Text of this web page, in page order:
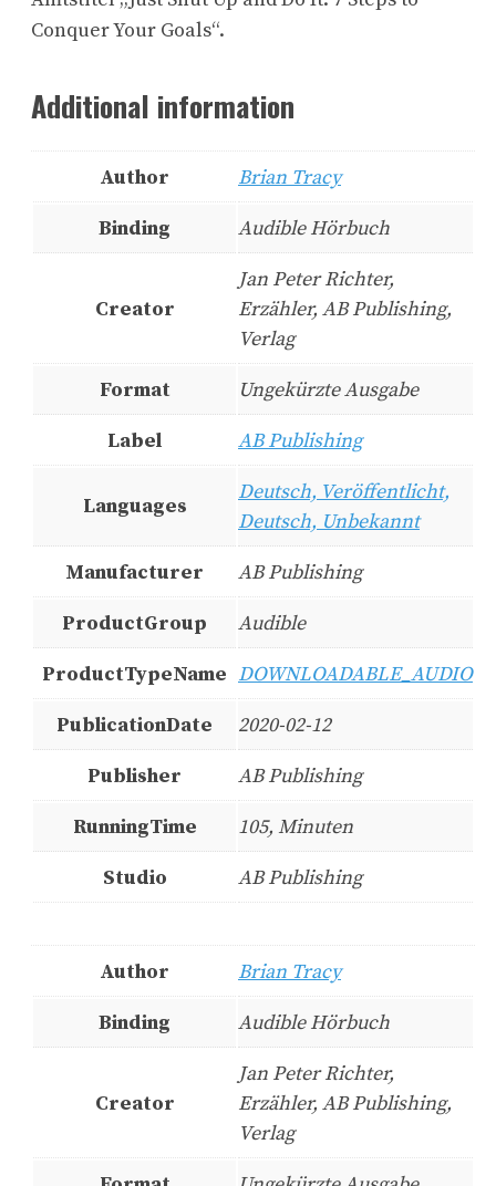
Conquer Your Goals“.
Additional information
Author
Brian Tracy
Binding
Audible Hörbuch
Creator
Jan Peter Richter,
Erzähler, AB Publishing,
Verlag
Format
Ungekürzte Ausgabe
Label
AB Publishing
Languages
Deutsch, Veröffentlicht,
Deutsch, Unbekannt
Manufacturer
AB Publishing
ProductGroup
Audible
ProductTypeName DOWNLOADABLE_AUDIO
PublicationDate
2020-02-12
Publisher
AB Publishing
RunningTime
105, Minuten
Studio
AB Publishing
Author
Brian Tracy
Binding
Audible Hörbuch
Creator
Jan Peter Richter,
Erzähler, AB Publishing,
Verlag